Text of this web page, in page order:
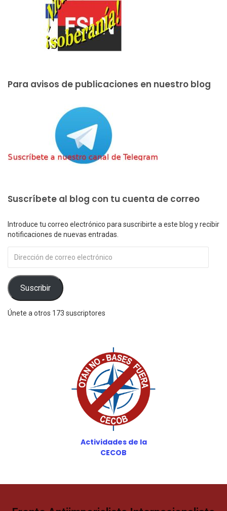
Para avisos de publicaciones en nuestro blog
Suscríbete al blog con tu cuenta de correo
Introduce tu correo electrónico para suscribirte a este blog y recibir
notificaciones de nuevas entradas.
de
electrónico
Suscribir
Únete a otros 173 suscriptores
Actividades de la
CECOB